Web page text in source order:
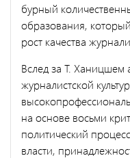
бурный
образования,
рост качества
Вслед за Т. Ханицшем
журналистской
на основе восьми
политический
власти,